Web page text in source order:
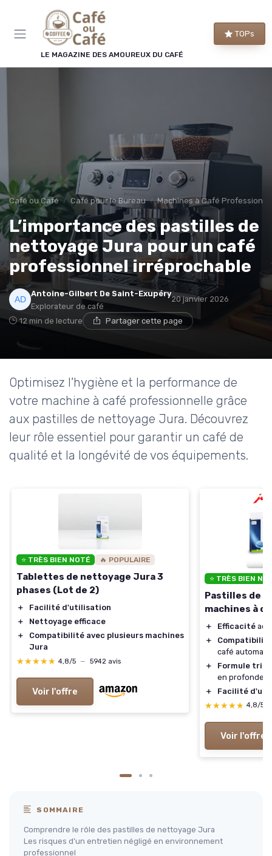
LE MAGAZINE DES AMOUREUX DU CAFÉ
TOPs
Café ou Café Café pour le Bureau Machines à Café
L’importance des pastilles de
nettoyage Jura pour un café
professionnel irréprochable
Antoine-Gilbert De Saint-Exupéry
Explorateur de café
20 janvier 2026
12 min de lecture Partager cette page
Optimisez l’hygiène et la performance de
votre machine à café professionnelle grâce
aux pastilles de nettoyage Jura. Découvrez
leur rôle essentiel pour garantir un café de
qualité et la longévité de vos équipements.
⭐ TRÈS BIEN NOTÉ 🔥 POPULAIRE
Tablettes de nettoyage Jura 3
phases (Lot de 2)
＋
Facilité d'utilisation
＋
Nettoyage efficace
＋
Compatibilité avec plusieurs machines
Jura
★★★★★
★★★★★ 4,8/5 — 5942 avis
Voir l'offre
⭐ TRÈS BIEN
Pastilles de
machines à
＋ Efficacité
＋
Compatibilité
café
＋
Formule
en profondeur
＋
Facilité
★★★★★
★★★★★ 4,8/5
Voir l'offre
SOMMAIRE
Comprendre le rôle des pastilles de nettoyage Jura
Les risques d’un entretien négligé en environnement
professionnel
Panneau de gestion des cookies